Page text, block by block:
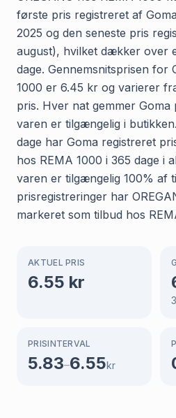
første pris registreret af
2025 og den seneste pris
august), hvilket dækker over
dage. Gennemsnitsprisen for
1000 er 6.45 kr og varierer
pris. Hver nat gemmer
varen er tilgængelig i
dage har Goma registreret
hos REMA 1000 i 365 dage i
varen er tilgængelig 100% af
prisregistreringer har
markeret som tilbud hos
AKTUEL PRIS
6.55 kr
PRISINTERVAL
5.83–6.55kr